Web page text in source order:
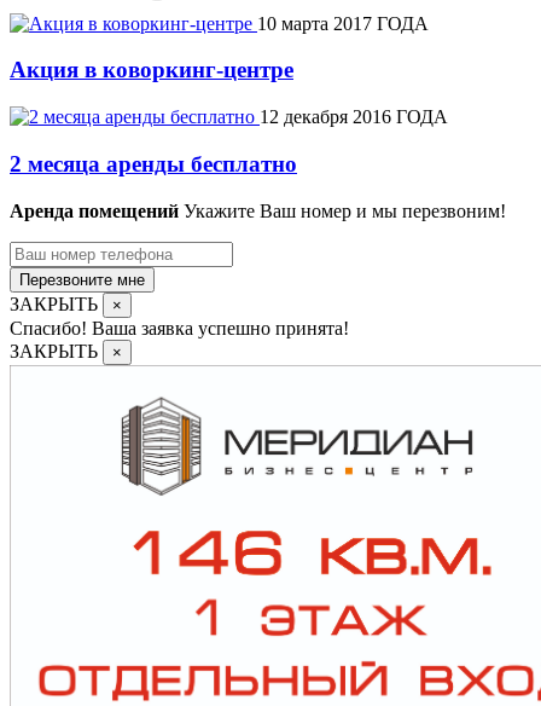
10 марта 2017 ГОДА
Акция в коворкинг-центре
12 декабря 2016 ГОДА
2 месяца аренды бесплатно
Аренда помещений Укажите Ваш номер и мы перезвоним!
Перезвоните мне
ЗАКРЫТЬ ×
Спасибо! Ваша заявка успешно принята!
ЗАКРЫТЬ
×